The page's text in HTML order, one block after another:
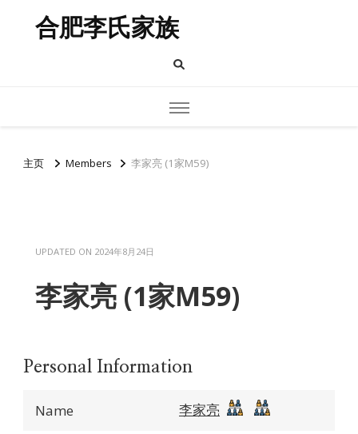
合肥李氏家族
主页 Members 李家亮 (1家M59)
UPDATED ON 2024年8月24日
李家亮 (1家M59)
Personal Information
Name 李家亮